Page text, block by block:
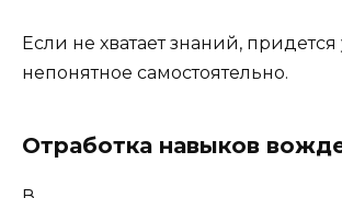
Если не хватает знаний, придется
непонятное самостоятельно.
Отработка навыков